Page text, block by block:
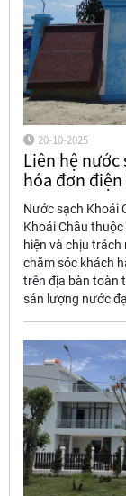
20-10-2025
Liên hệ nước
hóa đơn
Nước sạch Khoái
Khoái Châu
hiện và chịu trách
chăm sóc khách
trên địa bàn toàn
sản lượng nước